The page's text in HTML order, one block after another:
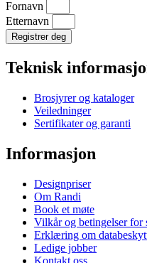
Fornavn
Etternavn
Registrer deg
Teknisk
Brosjyrer og kataloger
Veiledninger
Sertifikater og garanti
Informasjon
Designpriser
Om Randi
Book et møte
Vilkår og betingelser for
Erklæring om
Ledige jobber
Kontakt oss